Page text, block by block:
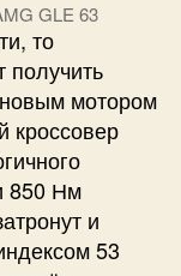
GLE 63
то
мотором
кроссовер
850 Нм
и
53